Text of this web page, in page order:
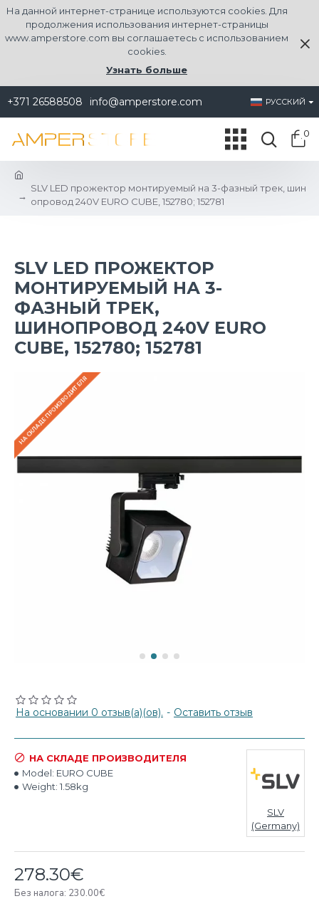
На данной интернет-странице используются cookies. Для
продолжения использования интернет-страницы
www.amperstore.com вы соглашаетесь с использованием
cookies.
Узнать больше
+371 26588508 info@amperstore.com РУССКИЙ
0
SLV LED прожектор монтируемый на 3-фазный трек, шин
опровод 240V EURO CUBE, 152780; 152781
SLV LED ПРОЖЕКТОР
МОНТИРУЕМЫЙ НА 3-
ФАЗНЫЙ ТРЕК,
ШИНОПРОВОД 240V EURO
CUBE, 152780; 152781
НА СКЛАДЕ ПРОИЗВОДИТЕЛЯ
На основании 0 отзыв(а)(ов). - Оставить отзыв
278.30€
Без налога: 230.00€
НА СКЛАДЕ ПРОИЗВОДИТЕЛЯ
Model: EURO CUBE
Weight: 1.58kg
SLV
(Germany)